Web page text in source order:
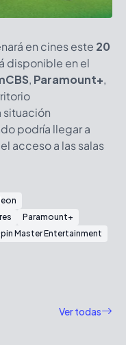
en cineseste 20
disponible en el
, Paramount+,
situación
podría llegar a
acceso a las salas
Paramount+
Master Entertainment
Ver todas